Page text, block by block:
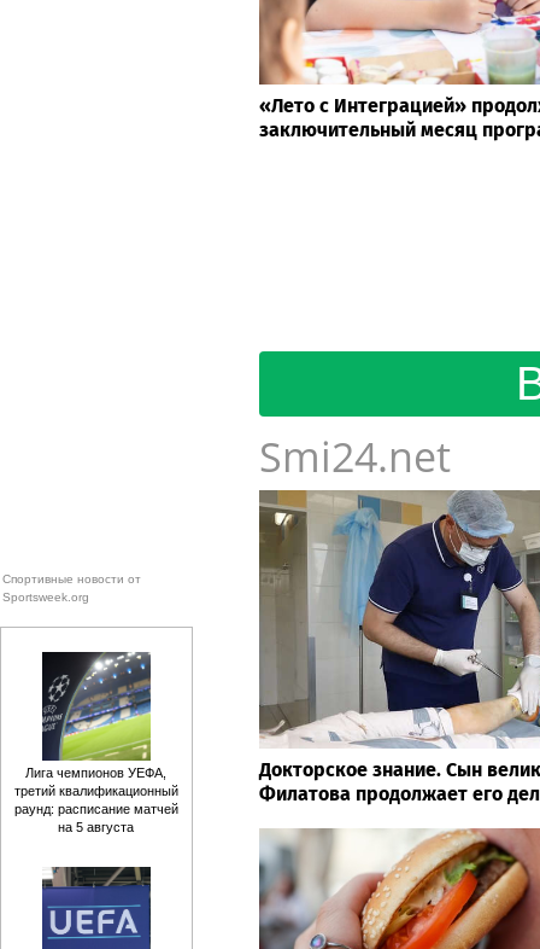
«Лето с Интеграцией»
заключительный месяц
Smi24.net
Докторское знание. Сын
Филатова продолжает его
Спортивные новости от
Sportsweek.org
Лига чемпионов УЕФА,
третий квалификационный
раунд: расписание матчей
на 5 августа